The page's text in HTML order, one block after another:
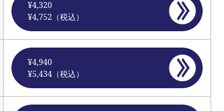
¥4,320
¥4,752（税込）
¥4,940
¥5,434（税込）